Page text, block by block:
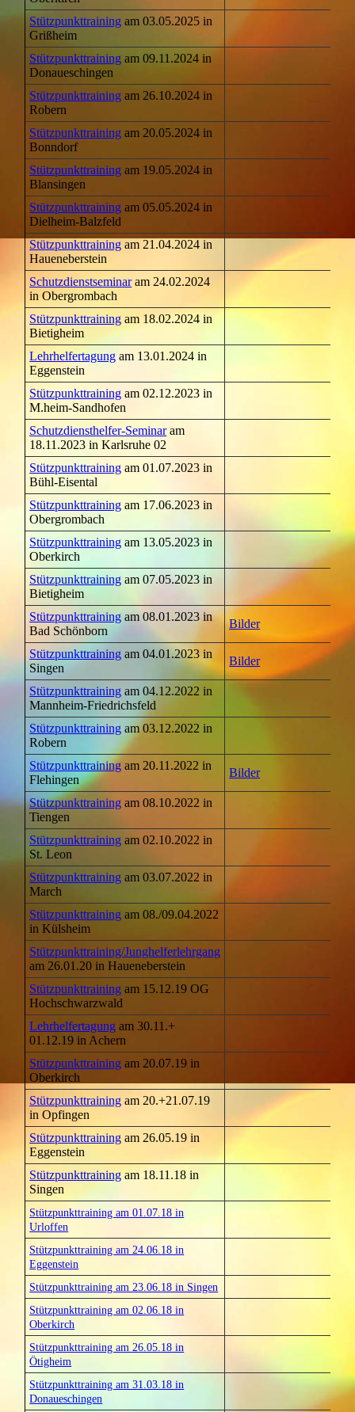
Stützpunkttraining am 03.05.2025 in
Grißheim
Stützpunkttraining am 09.11.2024 in
Donaueschingen
Stützpunkttraining am 26.10.2024 in
Robern
Stützpunkttraining am 20.05.2024 in
Bonndorf
Stützpunkttraining am 19.05.2024 in
Blansingen
Stützpunkttraining am 05.05.2024 in
Dielheim-Balzfeld
Stützpunkttraining am 21.04.2024 in
Haueneberstein
Schutzdienstseminaram 24.02.2024
in Obergrombach
Stützpunkttraining am 18.02.2024 in
Bietigheim
Lehrhelfertagung am 13.01.2024 in
Eggenstein
Stützpunkttraining am 02.12.2023 in
M.heim-Sandhofen
Schutzdiensthelfer-Seminaram
18.11.2023 in Karlsruhe 02
Stützpunkttraining am 01.07.2023 in
Bühl-Eisental
Stützpunkttraining am 17.06.2023 in
Obergrombach
Stützpunkttraining am 13.05.2023 in
Oberkirch
Stützpunkttraining am 07.05.2023 in
Bietigheim
Stützpunkttraining am 08.01.2023 in
Bad Schönborn
Bilder
Stützpunkttraining am 04.01.2023 in
Singen
Bilder
Stützpunkttraining am 04.12.2022 in
Mannheim-Friedrichsfeld
Stützpunkttraining am 03.12.2022 in
Robern
Stützpunkttraining am 20.11.2022 in
Flehingen
Bilder
Stützpunkttraining am 08.10.2022 in
Tiengen
Stützpunkttraining am 02.10.2022 in
St. Leon
Stützpunkttraining am 03.07.2022 in
March
Stützpunkttraining am 08./09.04.2022
in Külsheim
Stützpunkttraining/Junghelferlehrgang
am 26.01.20 in Haueneberstein
Stützpunkttraining am 15.12.19 OG
Hochschwarzwald
Lehrhelfertagung am 30.11.+
01.12.19 in Achern
Stützpunkttraining am 20.07.19 in
Oberkirch
Stützpunkttraining am 20.+21.07.19
in Opfingen
Stützpunkttraining am 26.05.19 in
Eggenstein
Stützpunkttrainingam 18.11.18 in
Singen
Stützpunkttraining am 01.07.18 in
Urloffen
Stützpunkttraining am 24.06.18 in
Eggenstein
Stützpunkttraining am 23.06.18 in Singen
Stützpunkttraining am 02.06.18 in
Oberkirch
Stützpunkttraining am 26.05.18 in
Ötigheim
Stützpunkttraining am 31.03.18 in
Donaueschingen